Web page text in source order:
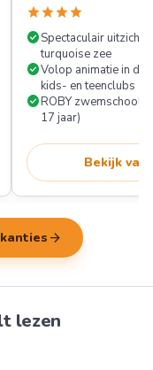
starstarstarstar
check_circleSpectaculair uitzicht
turquoise zee
check_circleVolop animatie in de
kids- en teenclubs
check_circleROBY zwemschool
17 jaar)
Bekijk
arrow_forward
lezen